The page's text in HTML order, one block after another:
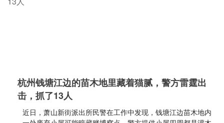
杭州钱塘江边的苗木地里藏着猫腻，警方雷霆出
击，抓了13人
近日，萧山新街派出所民警在工作中发现，钱塘江边苗木地内